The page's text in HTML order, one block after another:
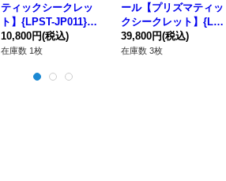
ティックシークレッ
ト】{LPST-JP011}
《モンスター》
10,800円(税込)
在庫数 1枚
ール【プリズマティッ
クシークレット】{LP
ST-JP002}《モンスタ
ー》
39,800円(税込)
在庫数 3枚